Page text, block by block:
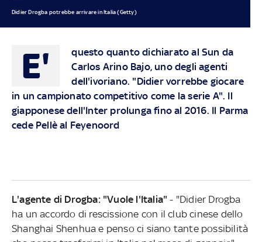
Didier Drogba potrebbe arrivare in Italia (Getty)
E'
questo quanto dichiarato al Sun da
Carlos Arino Bajo, uno degli agenti
dell'ivoriano. "Didier vorrebbe giocare
in un campionato competitivo come la serie A". Il
giapponese dell'Inter prolunga fino al 2016. Il Parma
cede Pellè al Feyenoord
L'agente di Drogba: "Vuole l'Italia" - "Didier Drogba
ha un accordo di rescissione con il club cinese dello
Shanghai Shenhua e penso ci siano tante possibilità